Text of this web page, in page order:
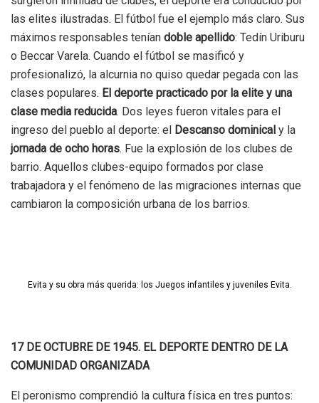
las elites ilustradas. El fútbol fue el ejemplo más claro. Sus
máximos responsables tenían doble apellido: Tedín Uriburu
o Beccar Varela. Cuando el fútbol se masificó y
profesionalizó, la alcurnia no quiso quedar pegada con las
clases populares. El deporte practicado por la elite y una
clase media reducida. Dos leyes fueron vitales para el
ingreso del pueblo al deporte: el Descanso dominical y la
jornada de ocho horas. Fue la explosión de los clubes de
barrio. Aquellos clubes-equipo formados por clase
trabajadora y el fenómeno de las migraciones internas que
cambiaron la composición urbana de los barrios.
Evita y su obra más querida: los Juegos infantiles y juveniles Evita.
17 DE OCTUBRE DE 1945. EL DEPORTE DENTRO DE LA
COMUNIDAD ORGANIZADA
El peronismo comprendió la cultura física en tres puntos: